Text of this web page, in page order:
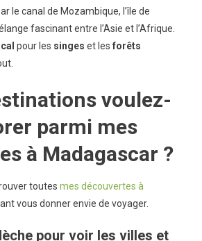
le canal de Mozambique, l’île de
fascinant entre l’Asie et l’Afrique.
pour les singes et les forêts
voulez-
parmi mes
à Madagascar ?
toutes mes découvertes à
vous donner envie de voyager.
pour voir les villes et